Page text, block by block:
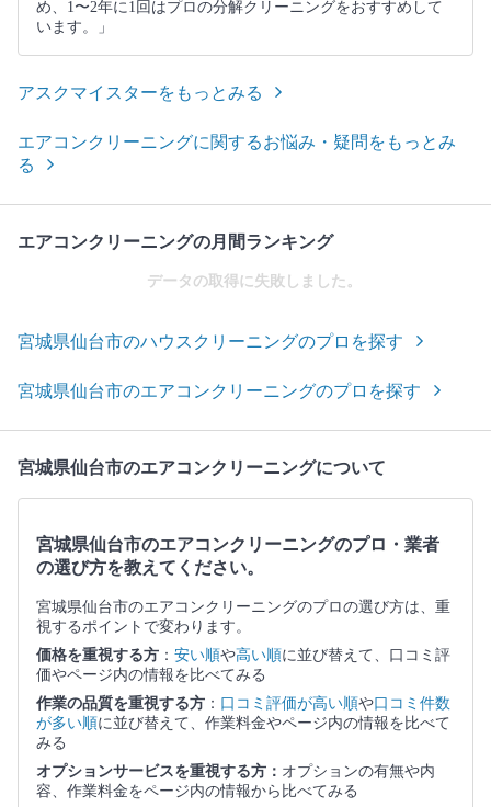
め、1〜2年に1回はプロの分解クリーニングをおすすめして
います。」
アスクマイスターをもっとみる
エアコンクリーニングに関するお悩み・疑問をもっとみ
る
エアコンクリーニングの月間ランキング
データの取得に失敗しました。
宮城県仙台市のハウスクリーニングのプロを探す
宮城県仙台市のエアコンクリーニングのプロを探す
宮城県仙台市のエアコンクリーニングについて
宮城県仙台市のエアコンクリーニングのプロ・業者
の選び方を教えてください。
宮城県仙台市のエアコンクリーニングのプロの選び方は、重
視するポイントで変わります。
価格を重視する方 ： 安い順や高い順に並び替えて、口コミ評
価やページ内の情報を比べてみる
作業の品質を重視する方 ： 口コミ評価が高い順や口コミ件数
が多い順に並び替えて、作業料金やページ内の情報を比べて
みる
オプションサービスを重視する方： オプションの有無や内
容、作業料金をページ内の情報から比べてみる